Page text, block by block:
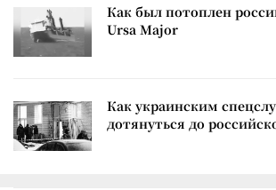
Как был потоплен
Ursa Major
Как украинским
дотянуться до